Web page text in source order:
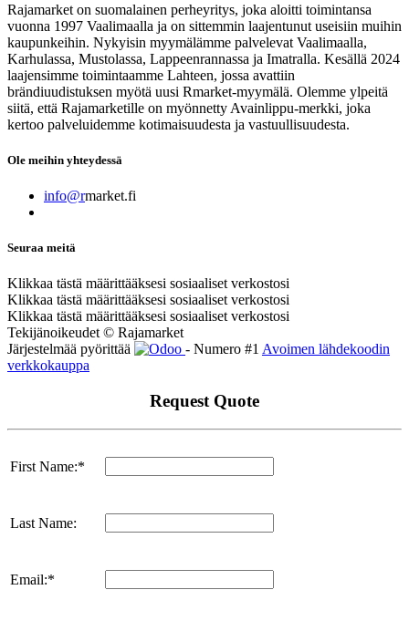
Rajamarket on suomalainen perheyritys, joka aloitti toimintansa
vuonna 1997 Vaalimaalla ja on sittemmin laajentunut useisiin muihin
kaupunkeihin. Nykyisin myymälämme palvelevat Vaalimaalla,
Karhulassa, Mustolassa, Lappeenrannassa ja Imatralla. Kesällä 2024
laajensimme toimintaamme Lahteen, jossa avattiin
brändiuudistuksen myötä uusi Rmarket-myymälä. Olemme ylpeitä
siitä, että Rajamarketille on myönnetty Avainlippu-merkki, joka
kertoo palveluidemme kotimaisuudesta ja vastuullisuudesta.
Ole meihin yhteydessä
info@rmarket.fi
Seuraa meitä
Klikkaa tästä määrittääksesi sosiaaliset verkostosi
Klikkaa tästä määrittääksesi sosiaaliset verkostosi
Klikkaa tästä määrittääksesi sosiaaliset verkostosi
Tekijänoikeudet © Rajamarket
Järjestelmää pyörittää
- Numero #1 Avoimen lähdekoodin
verkkokauppa
Request Quote
First Name:*
Last Name:
Email:*